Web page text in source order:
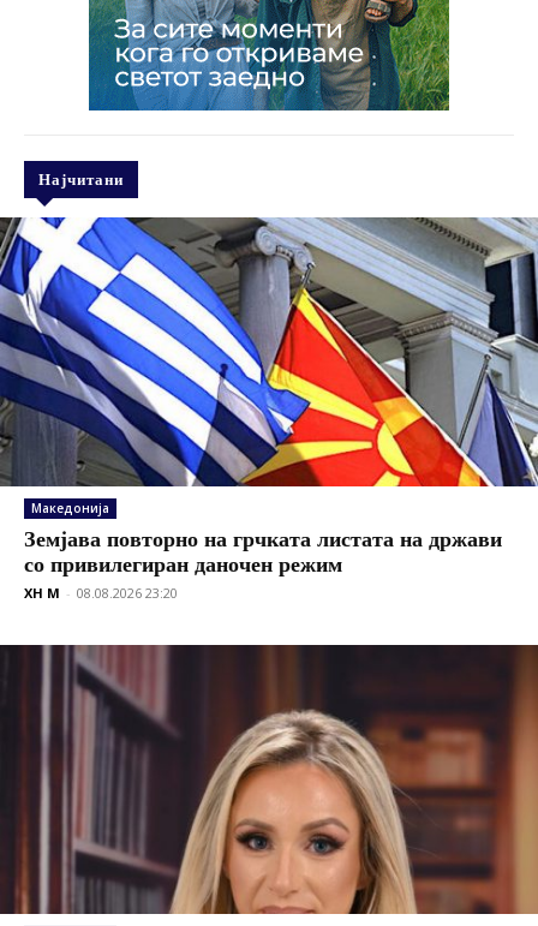
Најчитани
Македонија
Земјава повторно на грчката листата на држави
со привилегиран даночен режим
XH M - 08.08.2026 23:20